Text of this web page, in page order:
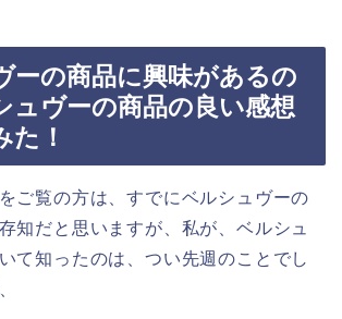
ーの商品に興味があるの
ュヴーの商品の良い感想
た！
ご覧の方は、すでにベルシュヴーの
知だと思いますが、私が、ベルシュ
て知ったのは、つい先週のことでし